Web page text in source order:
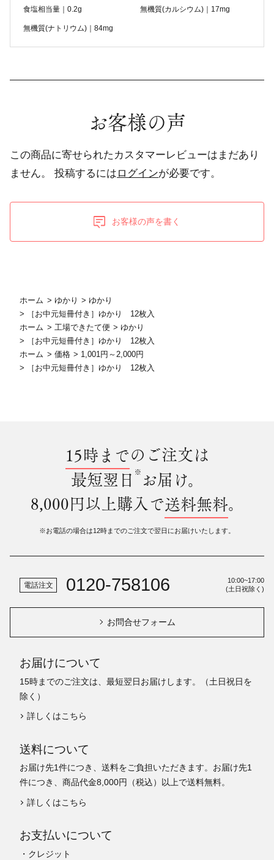
食塩相当量｜0.2g 無機質(カルシウム)｜17mg
無機質(ナトリウム)｜84mg
お客様の声
この商品に寄せられたカスタマーレビューはまだあり
ません。
投稿するには ログインが必要です。
お客様の声を書く
ホーム > ゆかり >ゆかり
>
［お中元短冊付き］ゆかり 12枚入
ホーム > 工場できたて便 >ゆかり
>
［お中元短冊付き］ゆかり 12枚入
ホーム > 価格 > 1,001円～2,000円
>
［お中元短冊付き］ゆかり 12枚入
15時までのご注文は
最短翌日 ※ お届け。
8,000円以上購入で送料無料。
※お電話の場合は12時までのご注文で翌日にお届けいたします。
電話注文 0120-758106
10:00~17:00
(土日祝除く)
お問合せフォーム
お届けについて
15時までのご注文は、最短翌日お届けします。（土日祝日を
除く）
詳しくはこちら
送料について
お届け先1件につき、送料をご負担いただきます。お届け先1
件につき、商品代金8,000円（税込）以上で送料無料。
詳しくはこちら
お支払いについて
・クレジット